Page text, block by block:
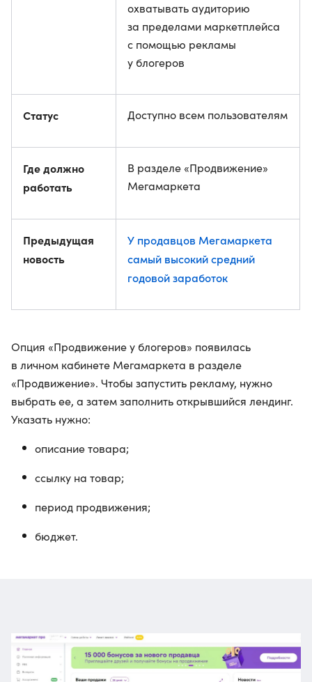
охватывать аудиторию
за пределами маркетплейса
с помощью рекламы
у блогеров
Статус Доступно всем пользователям
Где должно
работать
В разделе «Продвижение»
Мегамаркета
Предыдущая
новость
У продавцов Мегамаркета
самый высокий средний
годовой заработок
Опция «Продвижение у блогеров» появилась
в личном кабинете Мегамаркета в разделе
«Продвижение». Чтобы запустить рекламу, нужно
выбрать ее, а затем заполнить открывшийся лендинг.
Указать нужно:
описание товара;
ссылку на товар;
период продвижения;
бюджет.